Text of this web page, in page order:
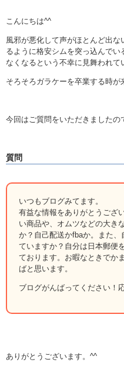
こんにちは^^
風邪が悪化して声がほとんど出
るように格安シムを突っ込んで
なくなるという不幸に見舞われ
そろそろガラケーを卒業する時が
今回はご質問をいただきましたの
質問
いつもブログみてます。
有益な情報をありがとうござ
い商品や、 オムツなどの大き
か？自己配送かfbaか。また、
ていますか？自分は日本郵便
ております。お暇なときでか
ばと思います。
ブログがんばってください！
ありがとうございます。^^